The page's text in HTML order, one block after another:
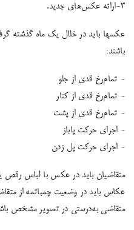
۳-ارائه عکس‌های جدید.
عکسها باید در خلال یک ماه گذشته
باشند:
- تمام‌رخ قدی از جلو
- تمام‌رخ قدی از کنار
- تمام‌رخ قدی از پشت
- اجرای حرکت پاباز
- اجرای حرکت پل زدن
متقاضیان باید در عکس با لباس رقص
عکاس باید در وضعیت چمباتمه از
متقاضی به‌درستی در تصویر مشخص